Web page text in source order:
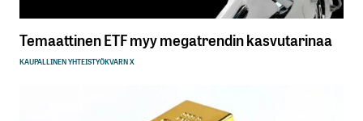
Temaattinen ETF myy megatrendin kasvutarinaa
KAUPALLINEN YHTEISTYÖKVARN X